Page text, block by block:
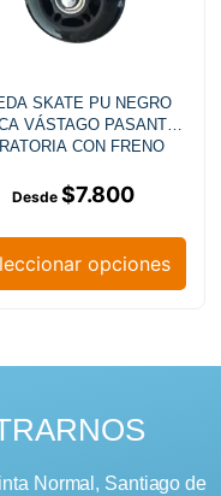
SKATE PU NEGRO
VÁSTAGO PASANTE
CON FRENO
$7.800
opciones
Normal, Santiago de